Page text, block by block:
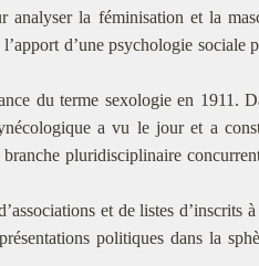
la féminisation et la
d’une psychologie sociale
du terme sexologie en 1911.
a vu le jour et a
pluridisciplinaire
et de listes d’inscrits
politiques dans la